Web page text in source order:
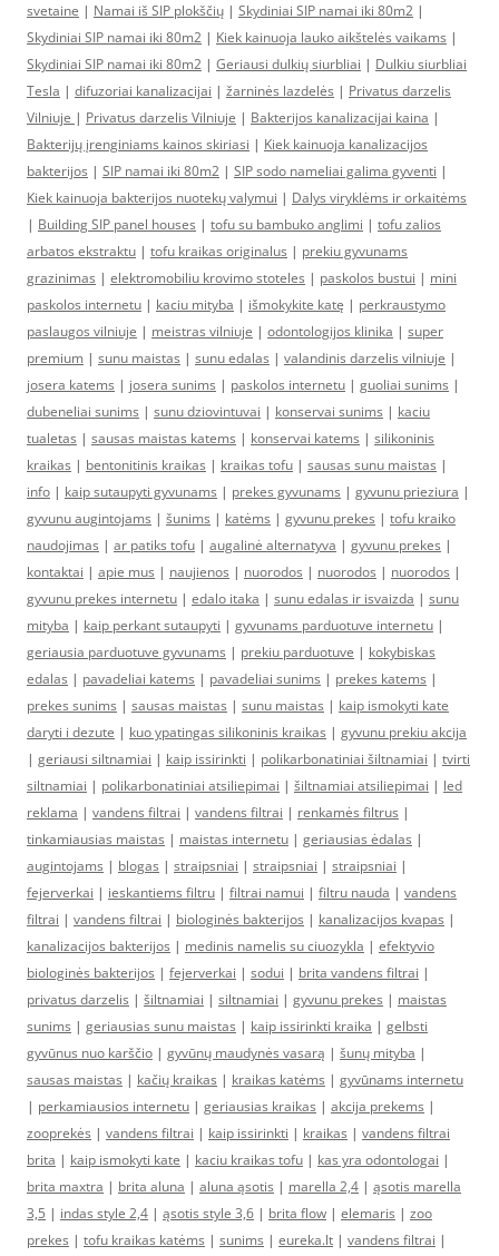
svetaine | Namai iš SIP plokščių | Skydiniai SIP namai iki 80m2 |
Skydiniai SIP namai iki 80m2 | Kiek kainuoja lauko aikštelės vaikams |
Skydiniai SIP namai iki 80m2 | Geriausi dulkių siurbliai | Dulkiu siurbliai
Tesla | difuzoriai kanalizacijai | žarninės lazdelės | Privatus darzelis
Vilniuje | Privatus darzelis Vilniuje | Bakterijos kanalizacijai kaina |
Bakterijų įrenginiams kainos skiriasi | Kiek kainuoja kanalizacijos
bakterijos | SIP namai iki 80m2 | SIP sodo nameliai galima gyventi |
Kiek kainuoja bakterijos nuotekų valymui | Dalys viryklėms ir orkaitėms
| Building SIP panel houses | tofu su bambuko anglimi | tofu zalios
arbatos ekstraktu | tofu kraikas originalus | prekiu gyvunams
grazinimas | elektromobiliu krovimo stoteles | paskolos bustui | mini
paskolos internetu | kaciu mityba | išmokykite katę | perkraustymo
paslaugos vilniuje | meistras vilniuje | odontologijos klinika | super
premium | sunu maistas | sunu edalas | valandinis darzelis vilniuje |
josera katems | josera sunims | paskolos internetu | guoliai sunims |
dubeneliai sunims | sunu dziovintuvai | konservai sunims | kaciu
tualetas | sausas maistas katems | konservai katems | silikoninis
kraikas | bentonitinis kraikas | kraikas tofu | sausas sunu maistas |
info | kaip sutaupyti gyvunams | prekes gyvunams | gyvunu prieziura |
gyvunu augintojams | šunims | katėms | gyvunu prekes | tofu kraiko
naudojimas | ar patiks tofu | augalinė alternatyva | gyvunu prekes |
kontaktai | apie mus | naujienos | nuorodos | nuorodos | nuorodos |
gyvunu prekes internetu | edalo itaka | sunu edalas ir isvaizda | sunu
mityba | kaip perkant sutaupyti | gyvunams parduotuve internetu |
geriausia parduotuve gyvunams | prekiu parduotuve | kokybiskas
edalas | pavadeliai katems | pavadeliai sunims | prekes katems |
prekes sunims | sausas maistas | sunu maistas | kaip ismokyti kate
daryti i dezute | kuo ypatingas silikoninis kraikas | gyvunu prekiu akcija
| geriausi siltnamiai | kaip issirinkti | polikarbonatiniai šiltnamiai | tvirti
siltnamiai | polikarbonatiniai atsiliepimai | šiltnamiai atsiliepimai | led
reklama | vandens filtrai | vandens filtrai | renkamės filtrus |
tinkamiausias maistas | maistas internetu | geriausias ėdalas |
augintojams | blogas | straipsniai | straipsniai | straipsniai |
fejerverkai | ieskantiems filtru | filtrai namui | filtru nauda | vandens
filtrai | vandens filtrai | biologinės bakterijos | kanalizacijos kvapas |
kanalizacijos bakterijos | medinis namelis su ciuozykla | efektyvio
biologinės bakterijos | fejerverkai | sodui | brita vandens filtrai |
privatus darzelis | šiltnamiai | siltnamiai | gyvunu prekes | maistas
sunims | geriausias sunu maistas | kaip issirinkti kraika | gelbsti
gyvūnus nuo karščio | gyvūnų maudynės vasarą | šunų mityba |
sausas maistas | kačių kraikas | kraikas katėms | gyvūnams internetu
| perkamiausios internetu | geriausias kraikas | akcija prekems |
zooprekės | vandens filtrai | kaip issirinkti | kraikas | vandens filtrai
brita | kaip ismokyti kate | kaciu kraikas tofu | kas yra odontologai |
brita maxtra | brita aluna | aluna ąsotis | marella 2,4 | ąsotis marella
3,5 | indas style 2,4 | ąsotis style 3,6 | brita flow | elemaris | zoo
prekes | tofu kraikas katėms | sunims | eureka.lt | vandens filtrai |